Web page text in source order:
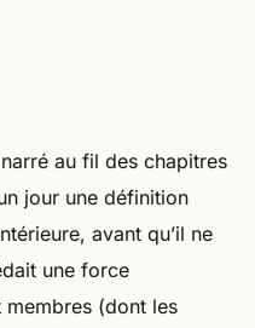
au fil des chapitres
jour une définition
avant qu’il ne
une force
membres (dont les